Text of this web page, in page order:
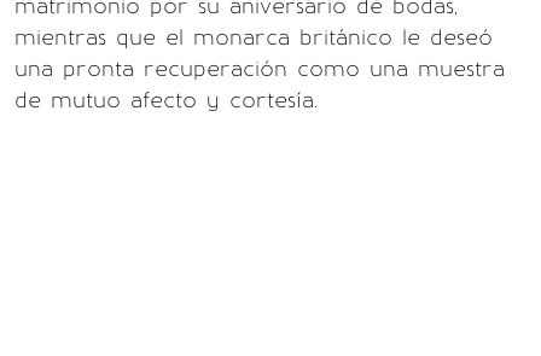
matrimonio por su aniversario de bodas,
mientras que el monarca británico le deseó
una pronta recuperación como una muestra
de mutuo afecto y cortesía.